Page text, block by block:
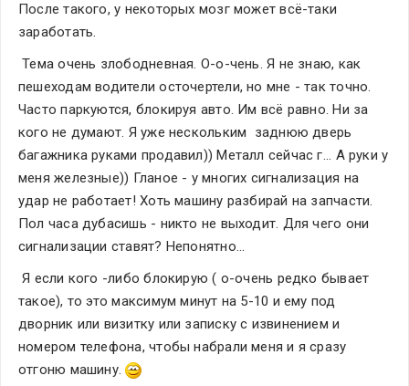
После такого, у некоторых мозг может всё-таки
заработать.
Тема очень злободневная. О-о-чень. Я не знаю, как
пешеходам водители осточертели, но мне - так точно.
Часто паркуются, блокируя авто. Им всё равно. Ни за
кого не думают. Я уже нескольким  заднюю дверь
багажника руками продавил)) Металл сейчас г... А руки у
меня железные)) Гланое - у многих сигнализация на
удар не работает! Хоть машину разбирай на запчасти.
Пол часа дубасишь - никто не выходит. Для чего они
сигнализации ставят? Непонятно...
Я если кого -либо блокирую ( о-очень редко бывает
такое), то это максимум минут на 5-10 и ему под
дворник или визитку или записку с извинением и
номером телефона, чтобы набрали меня и я сразу
отгоню машину.